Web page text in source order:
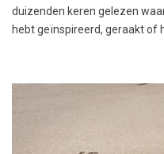
duizenden keren gelezen
hebt geïnspireerd, geraakt of